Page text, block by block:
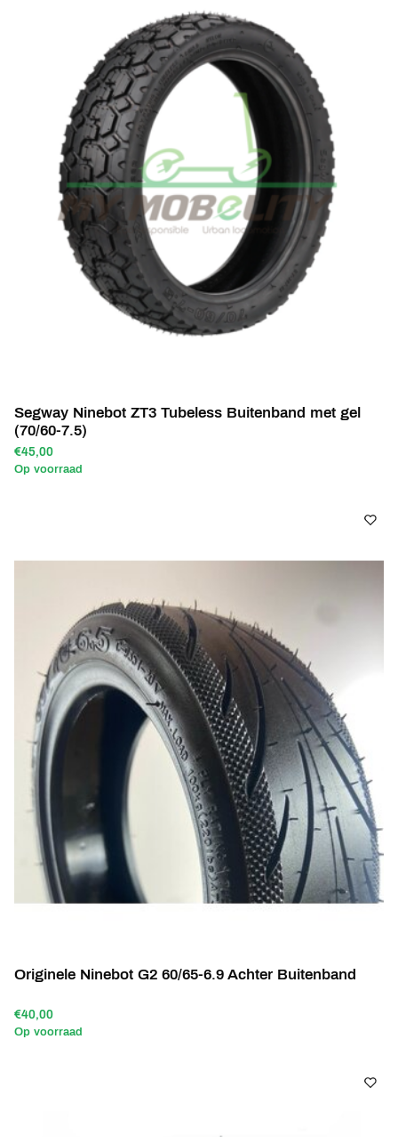
Segway Ninebot ZT3 Tubeless Buitenband met gel
(70/60-7.5)
€45,00
Op voorraad
Originele Ninebot G2 60/65-6.9 Achter Buitenband
€40,00
Op voorraad